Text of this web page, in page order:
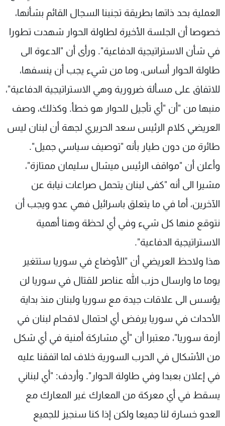
العملية بحد ذاتها بطريقة تجنبنا السجال القائم بشأنها،
خصوصا أن الجلسة الأخيرة لطاولة الحوار شهدت تطورا
في شأن الاستراتيجية الدفاعية". ورأى أن "الدعوة الى
طاولة الحوار أساس، وما من شيء يجب أن ينسفها،
للاتفاق على مسألة ضرورية وهي الاستراتيجية الدفاعية"،
منبها من "أن "أي تأجيل للحوار هو خطأ. وكذلك، وصف
العريضي كلام الرئيس سعد الحريري لجهة أن لبنان ليس
طائرة من دون طيار بأنه "توصيف سياسي جميل".
وأعلن أن "مواقف الرئيس ميشال سليمان ممتازة"،
مشيرا الى أنه "كفى لبنان يتحمل صراعات نيابة عن
الآخرين، أما في ما يتعلق باسرائيل فهي عدو ويجب أن
نتوقع منها كل شيء وفي أي لحظة وهنا أهمية
الاستراتيجية الدفاعية".
هذا ولاحظ العريضي أن "الأوضاع في سوريا ستتغير
يوما ما وارسال حزب الله عناصر للقتال في سوريا لن
يؤسس الى علاقات جيدة مع سوريا ولبنان منذ بداية
الأحداث في سوريا يرفض أي احتمال لاقحام لبنان في
أزمة سوريا"، معتبرا أن "أي مشاركة أمنية في أي شكل
من الأشكال في الحرب السورية خلاف لما اتفقنا عليه
في إعلان بعبدا وفي طاولة الحوار". وأردف: "أي لبناني
يسقط في أي معركة من المعارك غير المعارك مع
العدو خسارة لنا جميعا ولكن إذا كنا سنجيز للجميع